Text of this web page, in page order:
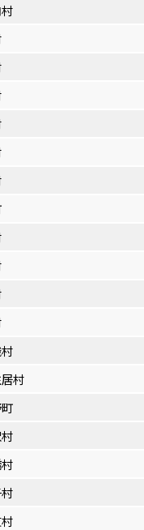
村